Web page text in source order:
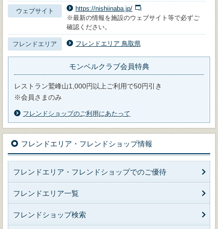
ウェブサイト
https://nishiinaba.jp/
※最新の情報を施設のウェブサイト等で必ずご
確認ください。
フレンドエリア フレンドエリア 鳥取県
モンベルクラブ会員特典
レストラン鷲峰山1,000円以上ご利用で50円引き
※会員さまのみ
フレンドショップのご利用にあたって
フレンドエリア・フレンドショップ情報
フレンドエリア・フレンドショップでのご優待
フレンドエリア一覧
フレンドショップ検索